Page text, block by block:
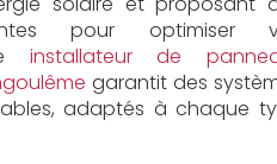
pour optimiser
installateur de
garantit des
adaptés à chaque